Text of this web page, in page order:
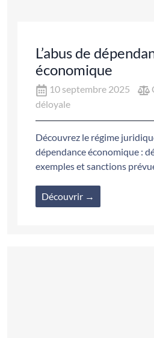
L’abus de
économique
10 septembre 2025
déloyale
Découvrez le régime
dépendance économique :
exemples et sanctions
Découvrir →